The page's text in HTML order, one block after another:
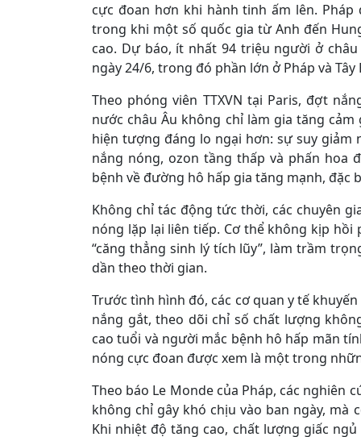
cực đoan hơn khi hành tinh ấm lên.
trong khi một số quốc gia từ Anh đến
cao. Dự báo, ít nhất 94 triệu người ở
ngày 24/6, trong đó phần lớn ở Pháp và Tây
Theo phóng viên TTXVN tại Paris, đợt
nước châu Âu không chỉ làm gia tăng
hiện tượng đáng lo ngại hơn: sự suy
nắng nóng, ozon tầng thấp và phấn hoa
bệnh về đường hô hấp gia tăng mạnh, đặc
Không chỉ tác động tức thời, các chuyên
nóng lặp lại liên tiếp. Cơ thể không kịp
“căng thẳng sinh lý tích lũy”, làm trầm
dần theo thời gian.
Trước tình hình đó, các cơ quan y tế
nắng gắt, theo dõi chỉ số chất lượng
cao tuổi và người mắc bệnh hô hấp mãn
nóng cực đoan được xem là một trong
Theo báo Le Monde của Pháp, các nghiên
không chỉ gây khó chịu vào ban ngày,
Khi nhiệt độ tăng cao, chất lượng giấc